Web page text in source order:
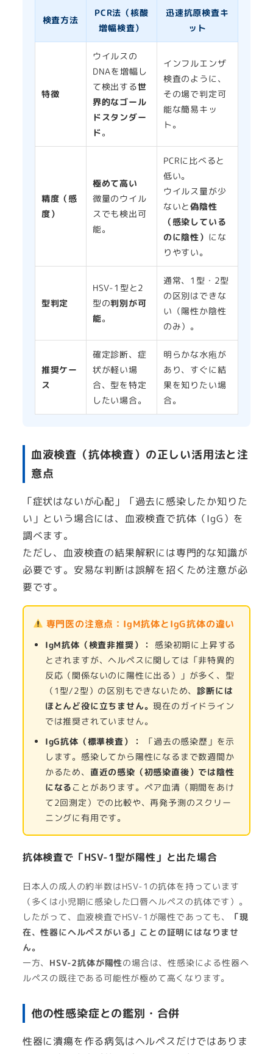
検査方法
PCR法（核酸
増幅検査）
迅速抗原検査キ
ット
特徴
ウイルスの
DNAを増幅し
て検出する世
界的なゴール
ドスタンダー
ド。
インフルエンザ
検査のように、
その場で判定可
能な簡易キッ
ト。
精度（感
度）
極めて高い
微量のウイル
スでも検出可
能。
PCRに比べると
低い。
ウイルス量が少
ないと偽陰性
（感染している
のに陰性） にな
りやすい。
型判定
HSV-1型と2
型の判別が可
能。
通常、1型・2型
の区別はできな
い（陽性か陰性
のみ）。
推奨ケー
ス
確定診断、症
状が軽い場
合、型を特定
したい場合。
明らかな水疱が
あり、すぐに結
果を知りたい場
合。
血液検査（抗体検査）の正しい活用法と注
意点
「症状はないが心配」「過去に感染したか知りた
い」という場合には、血液検査で抗体（IgG）を
調べます。
ただし、血液検査の結果解釈には専門的な知識が
必要です。安易な判断は誤解を招くため注意が必
要です。
専門医の注意点：IgM抗体とIgG抗体の違い
IgM抗体（検査非推奨）：
感染初期に上昇する
とされますが、ヘルペスに関しては「非特異的
反応（関係ないのに陽性に出る）」が多く、型
（1型/2型）の区別もできないため、診断には
ほとんど役に立ちません。現在のガイドライン
では推奨されていません。
IgG抗体（標準検査）：
「過去の感染歴」を示
します。感染してから陽性になるまで数週間か
かるため、 直近の感染（初感染直後）では陰性
になることがあります。ペア血清（期間をあけ
て2回測定）での比較や、再発予測のスクリー
ニングに有用です。
抗体検査で「HSV-1型が陽性」と出た場合
日本人の成人の約半数はHSV-1の抗体を持っています
（多くは小児期に感染した口唇ヘルペスの抗体です）。
したがって、血液検査でHSV-1が陽性であっても、
「現
在、性器にヘルペスがいる」ことの証明にはなりませ
ん。
一方、 HSV-2抗体が陽性の場合は、性感染による性器ヘ
ルペスの既往である可能性が極めて高くなります。
他の性感染症との鑑別・合併
性器に潰瘍を作る病気はヘルペスだけではありま